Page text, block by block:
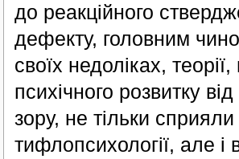
до реакційного
дефекту, головним
своїх недоліках,
психічного розвитку
зору, не тільки
тифлопсихології, але і